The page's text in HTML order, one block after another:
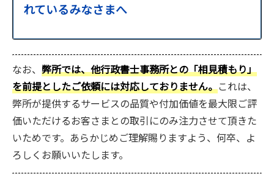
れているみなさまへ
なお、 弊所では、他行政書士事務所との「相見積もり」
を前提としたご依頼には対応しておりません。これは、
弊所が提供するサービスの品質や付加価値を最大限ご評
価いただけるお客さまとの取引にのみ注力させて頂きた
いためです。あらかじめご理解賜りますよう、何卒、よ
ろしくお願いいたします。